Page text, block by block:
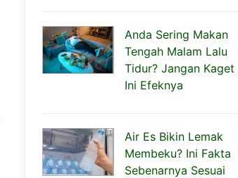
Anda Sering Makan
Tengah Malam Lalu
Tidur? Jangan Kaget
Ini Efeknya
Air Es Bikin Lemak
Membeku? Ini Fakta
Sebenarnya Sesuai